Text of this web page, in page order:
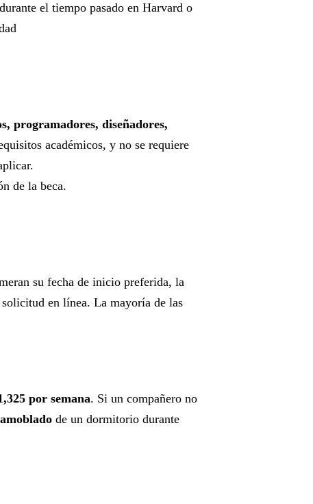
el tiempo pasado en Harvard o
programadores, diseñadores,
académicos, y no se requiere
de la beca.
su fecha de inicio preferida, la
en línea. La mayoría de las
por semana. Si un compañero no
de un dormitorio durante